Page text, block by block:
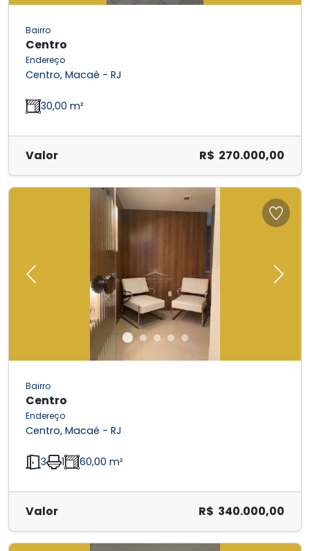
Bairro
Centro
Endereço
Centro, Macaé - RJ
30,00 m²
Valor R$ 270.000,00
Previous Next
Bairro
Centro
Endereço
Centro, Macaé - RJ
3 1 60,00 m²
Valor R$ 340.000,00